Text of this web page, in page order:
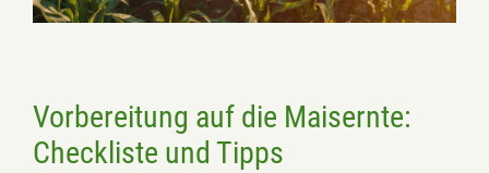
Vorbereitung auf die Maisernte:
Checkliste und Tipps